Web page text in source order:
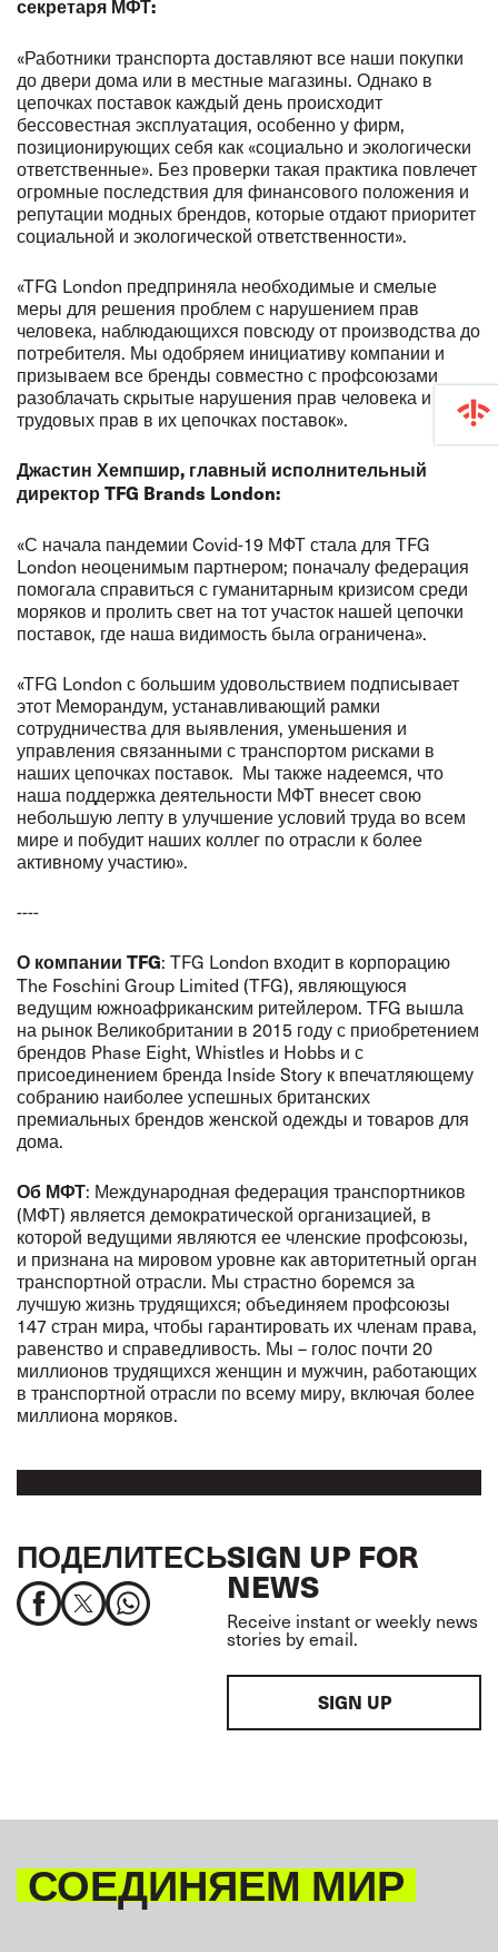
секретаря МФТ:
«Работники транспорта доставляют все наши покупки
до двери дома или в местные магазины. Однако в
цепочках поставок каждый день происходит
бессовестная эксплуатация, особенно у фирм,
позиционирующих себя как «социально и экологически
ответственные». Без проверки такая практика повлечет
огромные последствия для финансового положения и
репутации модных брендов, которые отдают приоритет
социальной и экологической ответственности».
«TFG London предприняла необходимые и смелые
меры для решения проблем с нарушением прав
человека, наблюдающихся повсюду от производства до
потребителя. Мы одобряем инициативу компании и
призываем все бренды совместно с профсоюзами
разоблачать скрытые нарушения прав человека и
трудовых прав в их цепочках поставок».
Джастин Хемпшир, главный исполнительный
директор TFG Brands London:
«С начала пандемии Covid-19 МФТ стала для TFG
London неоценимым партнером; поначалу федерация
помогала справиться с гуманитарным кризисом среди
моряков и пролить свет на тот участок нашей цепочки
поставок, где наша видимость была ограничена».
«TFG London с большим удовольствием подписывает
этот Меморандум, устанавливающий рамки
сотрудничества для выявления, уменьшения и
управления связанными с транспортом рисками в
наших цепочках поставок. Мы также надеемся, что
наша поддержка деятельности МФТ внесет свою
небольшую лепту в улучшение условий труда во всем
мире и побудит наших коллег по отрасли к более
активному участию».
----
О компании TFG: TFG London входит в корпорацию
The Foschini Group Limited (TFG), являющуюся
ведущим южноафриканским ритейлером. TFG вышла
на рынок Великобритании в 2015 году с приобретением
брендов Phase Eight, Whistles и Hobbs и с
присоединением бренда Inside Story к впечатляющему
собранию наиболее успешных британских
премиальных брендов женской одежды и товаров для
дома.
Об МФТ: Международная федерация транспортников
(МФТ) является демократической организацией, в
которой ведущими являются ее членские профсоюзы,
и признана на мировом уровне как авторитетный орган
транспортной отрасли. Мы страстно боремся за
лучшую жизнь трудящихся; объединяем профсоюзы
147 стран мира, чтобы гарантировать их членам права,
равенство и справедливость. Мы – голос почти 20
миллионов трудящихся женщин и мужчин, работающих
в транспортной отрасли по всему миру, включая более
миллиона моряков.
ПОДЕЛИТЕСЬSIGN UP FOR
NEWS
Receive instant or weekly news
stories by email.
SIGN UP
СОЕДИНЯЕМ МИР